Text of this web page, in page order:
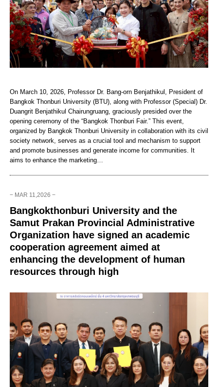
On March 10, 2026, Professor Dr. Bang-orn Benjathikul, President of
Bangkok Thonburi University (BTU), along with Professor (Special) Dr.
Duangrit Benjathikul Chairungruang, graciously presided over the
opening ceremony of the “Bangkok Thonburi Fair.” This event,
organized by Bangkok Thonburi University in collaboration with its civil
society network, serves as a crucial tool and mechanism to support
and promote businesses and generate income for communities. It
aims to enhance the marketing…
− MAR 11,2026 −
Bangkokthonburi University and the
Samut Prakan Provincial Administrative
Organization have signed an academic
cooperation agreement aimed at
enhancing the development of human
resources through high